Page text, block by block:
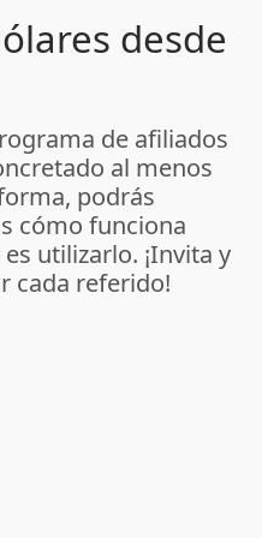
desde
de afiliados
al menos
podrás
cómo funciona
utilizarlo. ¡Invita y
cada referido!